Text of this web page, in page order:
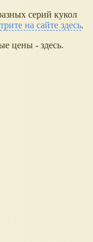
серий кукол
на сайте здесь.
цены - здесь.